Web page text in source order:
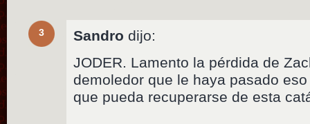
3 Sandro dijo:
JODER. Lamento la pérdida de
demoledor que le haya pasado
que pueda recuperarse de esta